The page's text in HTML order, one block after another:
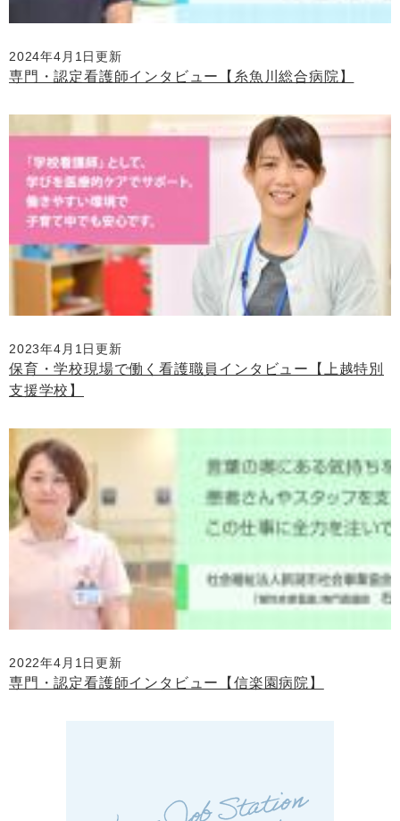
2024年4月1日更新
専門・認定看護師インタビュー【糸魚川総合病院】
2023年4月1日更新
保育・学校現場で働く看護職員インタビュー【上越特別
支援学校】
2022年4月1日更新
専門・認定看護師インタビュー【信楽園病院】